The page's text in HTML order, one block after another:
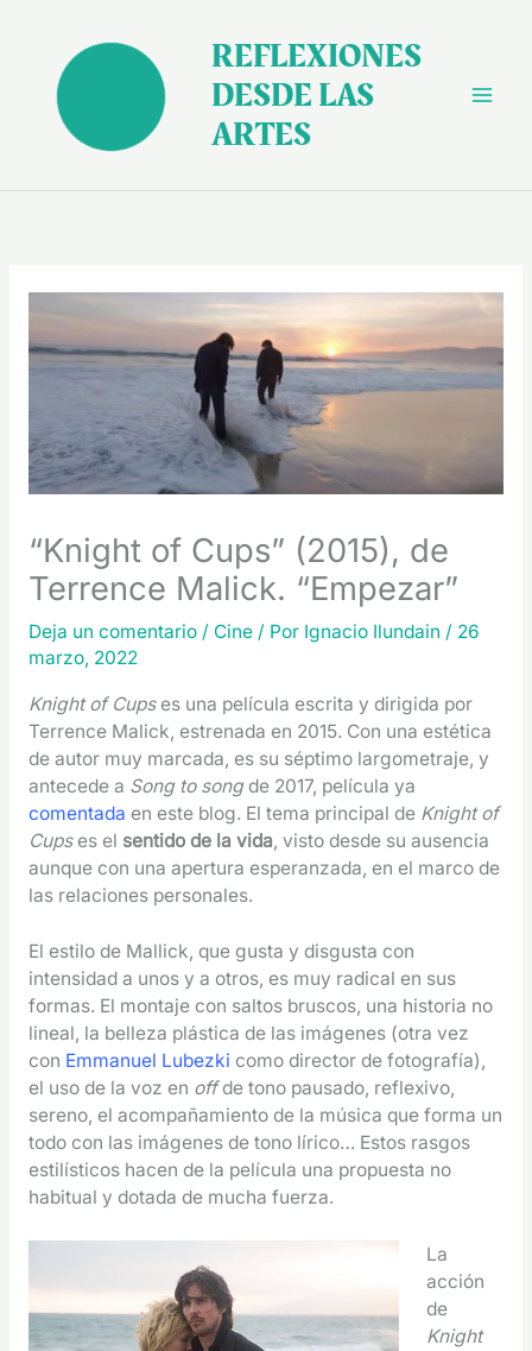
contenido
REFLEXIONES
DESDE LAS
ARTES
“Knight of Cups” (2015), de
Terrence Malick. “Empezar”
Deja un comentario / Cine/ Por Ignacio Ilundain / 26
marzo, 2022
Knight of Cupses una película escrita y dirigida por
Terrence Malick, estrenada en 2015. Con una estética
de autor muy marcada, es su séptimo largometraje, y
antecede a Song to songde 2017, película ya
comentada en este blog. El tema principal de Knight of
Cupses el sentido de la vida, visto desde su ausencia
aunque con una apertura esperanzada, en el marco de
las relaciones personales.
El estilo de Mallick, que gusta y disgusta con
intensidad a unos y a otros, es muy radical en sus
formas. El montaje con saltos bruscos, una historia no
lineal, la belleza plástica de las imágenes (otra vez
con Emmanuel Lubezki como director de fotografía),
el uso de la voz en offde tono pausado, reflexivo,
sereno, el acompañamiento de la música que forma un
todo con las imágenes de tono lírico… Estos rasgos
estilísticos hacen de la película una propuesta no
habitual y dotada de mucha fuerza.
La
acción
de
Knight